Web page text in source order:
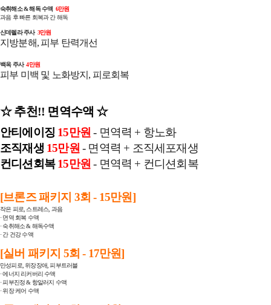
숙취해소 & 해독 수액 6만원
과음 후 빠른 회복과 간 해독
신데렐라 주사 3만원
지방분해, 피부 탄력개선
백옥 주사 4만원
피부 미백 및 노화방지, 피로회복
☆ 추천!! 면역수액☆
안티에이징 15만원 - 면역력 + 항노화
조직재생 15만원 - 면역력 + 조직세포재생
컨디션회복 15만원 - 면역력 + 컨디션회복
[브론즈 패키지 3회 - 15만원]
작은 피로, 스트레스, 과음
· 면역 회복 수액
· 숙취해소 & 해독수액
· 간 건강 수액
[실버 패키지 5회 - 17만원]
만성피로, 위장장애, 피부트러블
· 에너지 리커버리 수액
· 피부진정 & 항알러지 수액
· 위장 케어 수액